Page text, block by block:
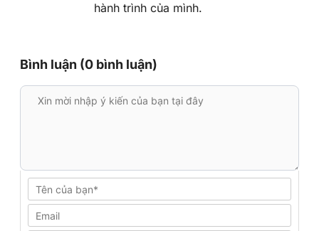
hành trình của mình.
Bình luận (0 bình luận)